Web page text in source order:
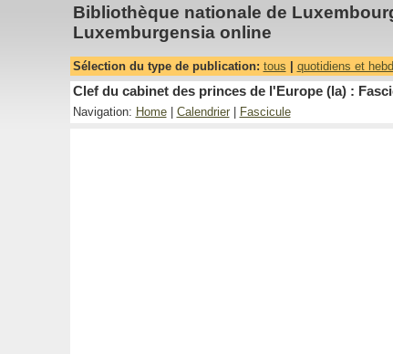
Bibliothèque nationale de
Luxemburgensia online
Sélection du type de publication: tous quotidiens et
Clef du cabinet des princes de l'Europe (la) :
Navigation: Home| Calendrier| Fascicule